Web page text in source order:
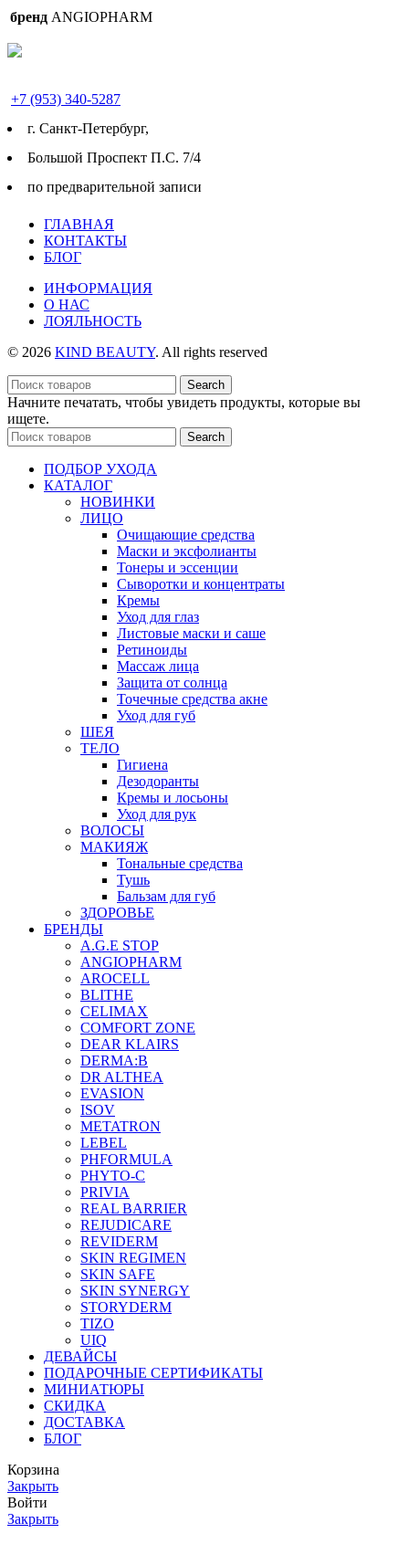
бренд ANGIOPHARM
+7 (953) 340-5287
г. Cанкт-Петербург,
Большой Проспект П.С. 7/4
по предварительной записи
ГЛАВНАЯ
КОНТАКТЫ
БЛОГ
ИНФОРМАЦИЯ
О НАС
ЛОЯЛЬНОСТЬ
© 2026 KIND BEAUTY. All rights reserved
Search
Начните печатать, чтобы увидеть продукты, которые вы
ищете.
Search
ПОДБОР УХОДА
КАТАЛОГ
НОВИНКИ
ЛИЦО
Очищающие средства
Маски и эксфолианты
Тонеры и эссенции
Сыворотки и концентраты
Кремы
Уход для глаз
Листовые маски и саше
Ретиноиды
Массаж лица
Защита от солнца
Точечные средства акне
Уход для губ
ШЕЯ
ТЕЛО
Гигиена
Дезодоранты
Кремы и лосьоны
Уход для рук
ВОЛОСЫ
МАКИЯЖ
Тональные средства
Тушь
Бальзам для губ
ЗДОРОВЬЕ
БРЕНДЫ
A.G.E STOP
ANGIOPHARM
AROCELL
BLITHE
CELIMAX
COMFORT ZONE
DEAR KLAIRS
DERMA:B
DR ALTHEA
EVASION
ISOV
METATRON
LEBEL
PHFORMULA
PHYTO-C
PRIVIA
REAL BARRIER
REJUDICARE
REVIDERM
SKIN REGIMEN
SKIN SAFE
SKIN SYNERGY
STORYDERM
TIZO
UIQ
ДЕВАЙСЫ
ПОДАРОЧНЫЕ СЕРТИФИКАТЫ
МИНИАТЮРЫ
СКИДКА
ДОСТАВКА
БЛОГ
Корзина
Закрыть
Войти
Закрыть